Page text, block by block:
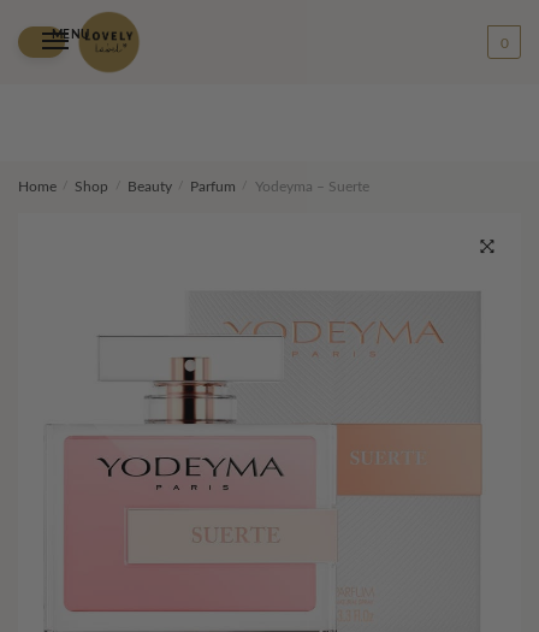
MENU
0
Home Shop Beauty Parfum Yodeyma – Suerte